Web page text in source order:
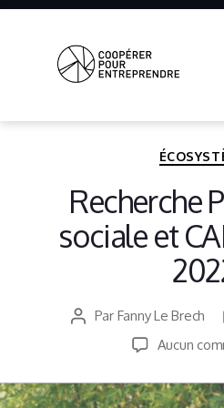
Entreprendre
Recherche
sociale et
Auteur
Par Fanny Le Brech
Aucun